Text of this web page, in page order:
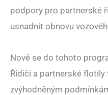
podpory pro partnerské
usnadnit obnovu
Nově se do tohoto
Řidiči a partnerské
zvýhodněným